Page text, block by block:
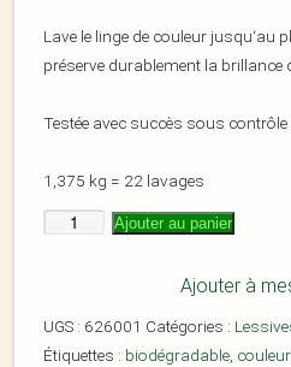
Lave le linge de couleur jusqu‘au
préserve durablement la brillance
Testée avec succès sous
1,375 kg = 22 lavages
Ajouter au panier
Ajouter à
UGS : 626001 Catégories :
Étiquettes : biodégradable,